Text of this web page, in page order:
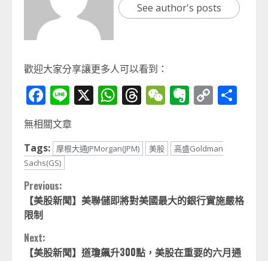
See author's posts
歡迎大家分享讓更多人可以看到：
Facebook
Line
X WhatsApp
Threads
WeChat
Evernote
Copy
無相關文章
Tags:
摩根大通JPMorgan(JPM) 美股
高盛Goldman
Sachs(GS)
Continue
Reading
Previous:
【美股新聞】美聯儲即將對美國最大的銀行實施嚴格
限制
Next:
【美股新聞】道瓊飆升300點，美股在重要的六月通